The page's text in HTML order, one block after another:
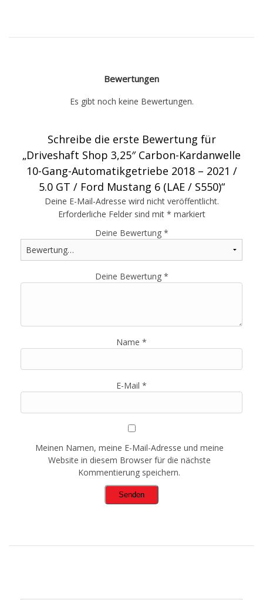
Bewertungen
Es gibt noch keine Bewertungen.
Schreibe die erste Bewertung für
„Driveshaft Shop 3,25″ Carbon-Kardanwelle
10-Gang-Automatikgetriebe 2018 – 2021 /
5.0 GT / Ford Mustang 6 (LAE / S550)“
Deine E-Mail-Adresse wird nicht veröffentlicht.
Erforderliche Felder sind mit * markiert
Deine Bewertung *
Deine Bewertung *
Name *
E-Mail *
Meinen Namen, meine E-Mail-Adresse und meine
Website in diesem Browser für die nächste
Kommentierung speichern.